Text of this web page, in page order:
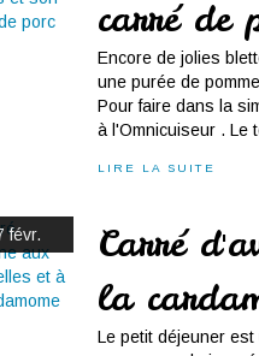
carré de
Encore de jolies
une purée de
Pour faire dans la
à l'Omnicuiseur . Le
LIRE LA SUITE
févr.
Carré
la
Le petit déjeuner est